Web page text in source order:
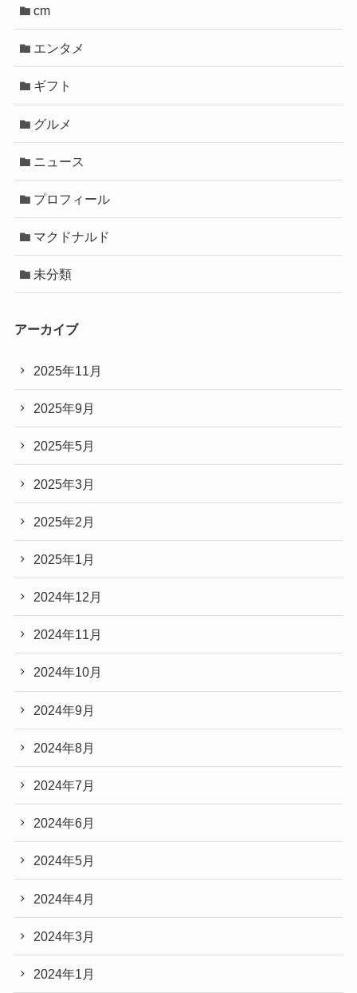
cm
エンタメ
ギフト
グルメ
ニュース
プロフィール
マクドナルド
未分類
アーカイブ
2025年11月
2025年9月
2025年5月
2025年3月
2025年2月
2025年1月
2024年12月
2024年11月
2024年10月
2024年9月
2024年8月
2024年7月
2024年6月
2024年5月
2024年4月
2024年3月
2024年1月